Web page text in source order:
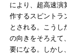
により、超高速演
作するスピントラ
とされる。こうし
の向きをそろえて
要になる。しかし